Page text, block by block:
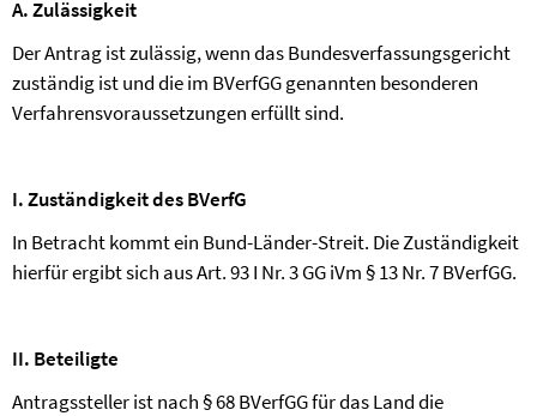
A. Zulässigkeit
Der Antrag ist zulässig, wenn das Bundesverfassungsgericht
zuständig ist und die im BVerfGG genannten besonderen
Verfahrensvoraussetzungen erfüllt sind.
I. Zuständigkeit des BVerfG
In Betracht kommt ein Bund-Länder-Streit. Die Zuständigkeit
hierfür ergibt sich aus Art. 93 I Nr. 3 GG iVm § 13 Nr. 7 BVerfGG.
II. Beteiligte
Antragssteller ist nach § 68 BVerfGG für das Land die